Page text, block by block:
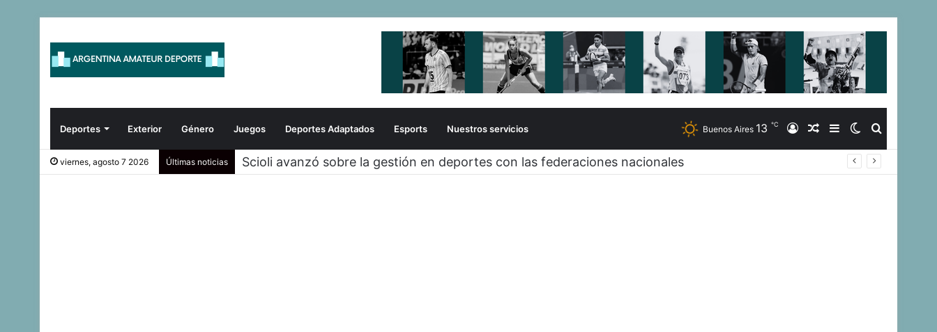
Deportes Exterior Género Juegos Deportes Adaptados Esports Nuestros servicios Buscar
Switch
skin
Barra
Lateral
Artículo
Aleatorio
Iniciar
Buenos Aires 13 ℃
viernes, agosto 7 2026 Últimas noticias Scioli avanzó sobre la gestión en deportes con las federaciones nacionales